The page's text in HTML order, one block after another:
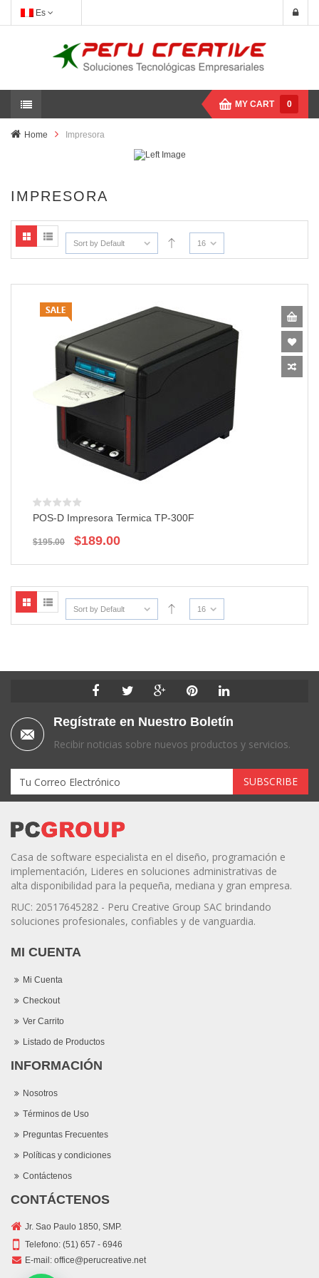
Es
MY CART 0
Home Impresora
IMPRESORA
Sort by Default 16
POS-D Impresora Termica TP-300F
$195.00
El
precio
$195.00.
$189.00El
$189.00.
Sort by Default 16
Regístrate en Nuestro Boletín
Recibir noticias sobre nuevos productos y servicios.
Casa de software especialista en el diseño, programación e
implementación, Lideres en soluciones administrativas de
alta disponibilidad para la pequeña, mediana y gran empresa.
RUC: 20517645282 - Peru Creative Group SAC brindando
soluciones profesionales, confiables y de vanguardia.
MI CUENTA
Mi Cuenta
Checkout
Ver Carrito
Listado de Productos
INFORMACIÓN
Nosotros
Términos de Uso
Preguntas Frecuentes
Políticas y condiciones
Contáctenos
CONTÁCTENOS
Jr. Sao Paulo 1850, SMP.
Telefono: (51) 657 - 6946
E-mail: office@perucreative.net